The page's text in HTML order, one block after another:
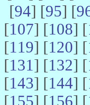
[94] [95] [
[107] [108] [
[119] [120] [
[131] [132] [
[143] [144] [
[155] [156] [